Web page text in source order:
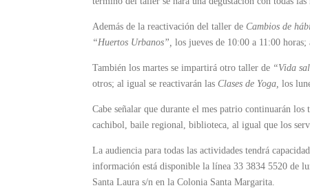
Además de la reactivación del taller deCambios de
“Huertos Urbanos”, los jueves de 10:00 a 11:00
También los martes se impartirá otro taller de “Vida
otros; al igual se reactivarán lasClases de Yoga, los
Cabe señalar que durante el mes patrio continuarán
cachibol, baile regional, biblioteca, al igual que los
La audiencia para todas las actividades tendrá
información está disponible la línea 33 3834 5520 de
Santa Laura s/n en la Colonia Santa Margarita.